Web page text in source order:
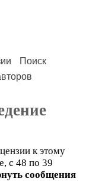
Поиск
к этому
с 48 по 39
сообщения